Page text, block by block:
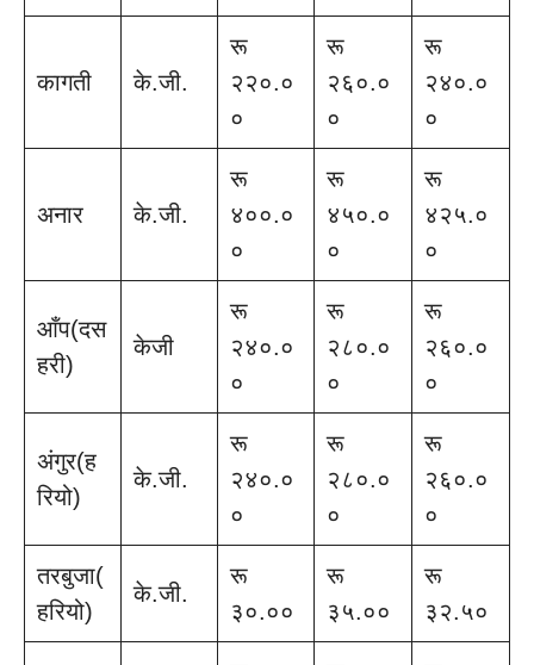
कागती के.जी.
रू
२२०.०
०
रू
२६०.०
०
रू
२४०.०
०
अनार के.जी.
रू
४००.०
०
रू
४५०.०
०
रू
४२५.०
०
आँप(दस
हरी)
केजी
रू
२४०.०
०
रू
२८०.०
०
रू
२६०.०
०
अंगुर(ह
रियो)
के.जी.
रू
२४०.०
०
रू
२८०.०
०
रू
२६०.०
०
तरबुजा(
हरियो)
के.जी.
रू
३०.००
रू
३५.००
रू
३२.५०